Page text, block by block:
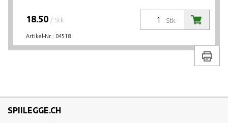
Stk.
18.50 / Stk.
Artikel-Nr.: 04518
SPIILEGGE.CH